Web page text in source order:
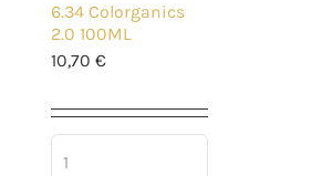
Koolituskeskkond
6.34 Colorganics
2.0 100ML
10,70 €